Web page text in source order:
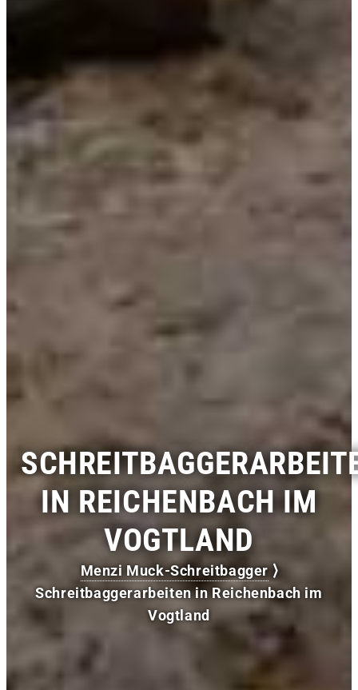
IN REICHENBACH IM
VOGTLAND
Menzi Muck-Schreitbagger⟩
Schreitbaggerarbeiten in Reichenbach im
Vogtland